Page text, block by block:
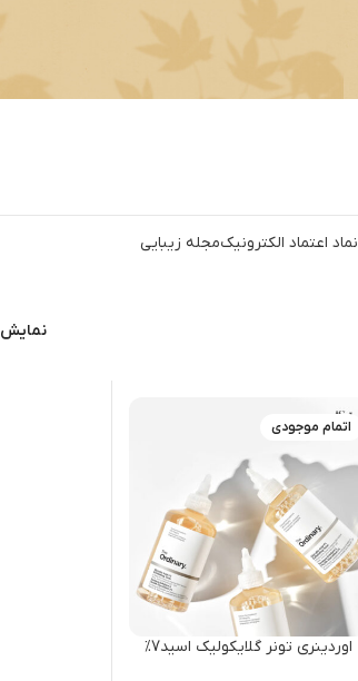
نماد اعتماد الکترونیکمجله زیبایی
نمایش
اتمام موجودی
اوردینری تونر گلایکولیک اسید7%